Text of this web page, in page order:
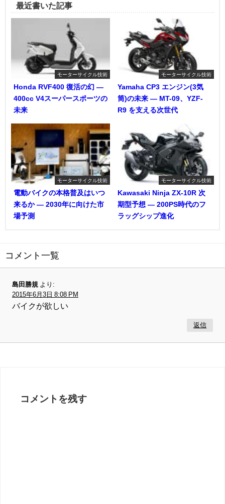
最近書いた記事
モーターサイクル技術
Honda RVF400 復活の幻 ―
400cc V4スーパースポーツの
未来
モーターサイクル技術
Yamaha CP3 エンジン(3気
筒)の未来 ― MT-09、YZF-
R9 を支える次世代
モーターサイクル技術
電動バイクの本格普及はいつ
来るか ― 2030年に向けた市
場予測
モーターサイクル技術
Kawasaki Ninja ZX-10R 次
期型予想 ― 200PS時代のフ
ラッグシップ進化
コメント一覧
島田勝規 より:
2015年6月3日 8:08 PM
バイクが欲しい
返信
コメントを残す